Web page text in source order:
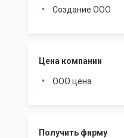
Создание ООО
Цена компании
ООО цена
Получить фирму